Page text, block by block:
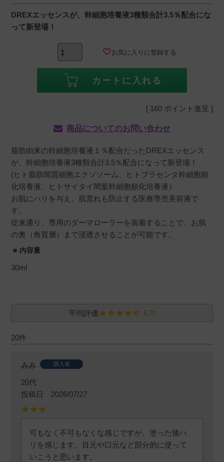
DREXエッセンスが、幹細胞培養液3種類合計3.5％配合にな
って新登場！
お気に入りに登録する
カートに入れる
[ 160 ポイント進呈 ]
商品についてのお問い合わせ
脂肪由来の幹細胞培養液１％配合だったDREXエッセンス
が、幹細胞培養液3種類合計3.5％配合になって新登場！
(ヒト脂肪間質細胞エクソソーム、ヒトプラセンタ幹細胞順
化培養液、ヒトサイタイ間葉幹細胞順化培養液）
お肌にハリを与え、肌荒れも防止する医療専売美容液で
す。
従来通り、専用のダーマローラーを装着することで、お肌
の奥（角質層）まで浸透させることが可能です。
内容量
30ml
4.70
20
みみ 購入者
20代
投稿日
2026/07/27
可もなく不可もなくな感じですが、塗った後ハ
リを感じます。目元や口元など部分的に使って
いこうと思います。